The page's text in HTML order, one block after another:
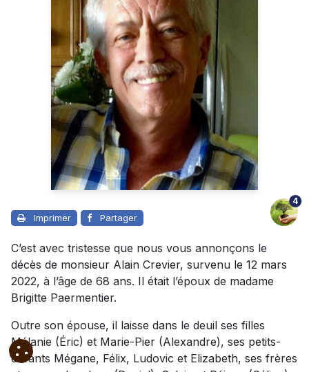
Imprimer Partager
4
C’est avec tristesse que nous vous annonçons le
décès de monsieur Alain Crevier, survenu le 12 mars
2022, à l’âge de 68 ans. Il était l’époux de madame
Brigitte Paermentier.
Outre son épouse, il laisse dans le deuil ses filles
Mélanie (Éric) et Marie-Pier (Alexandre), ses petits-
enfants Mégane, Félix, Ludovic et Elizabeth, ses frères